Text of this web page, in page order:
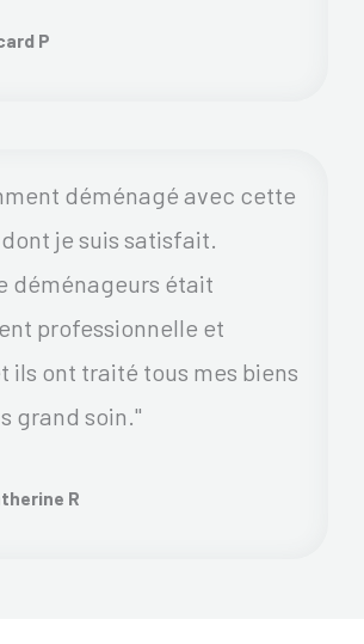
P
déménagé avec cette
je suis satisfait.
déménageurs était
professionnelle et
ils ont traité tous mes biens
grand soin."
R